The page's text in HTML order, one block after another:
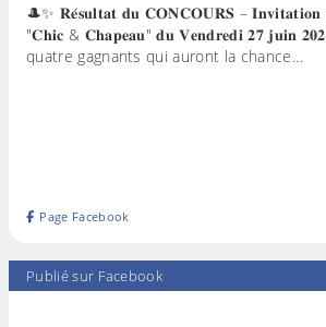
🎩✨ 𝐑𝐞́𝐬𝐮𝐥𝐭𝐚𝐭 𝐝𝐮 𝐂𝐎𝐍𝐂𝐎𝐔𝐑𝐒 – 𝐈𝐧𝐯𝐢𝐭𝐚𝐭𝐢𝐨𝐧
"𝐂𝐡𝐢𝐜 & 𝐂𝐡𝐚𝐩𝐞𝐚𝐮" 𝐝𝐮 𝐕𝐞𝐧𝐝𝐫𝐞𝐝𝐢 𝟐𝟕 𝐣𝐮𝐢𝐧
quatre gagnants qui auront la chance…
Page Facebook
Publié sur Facebook